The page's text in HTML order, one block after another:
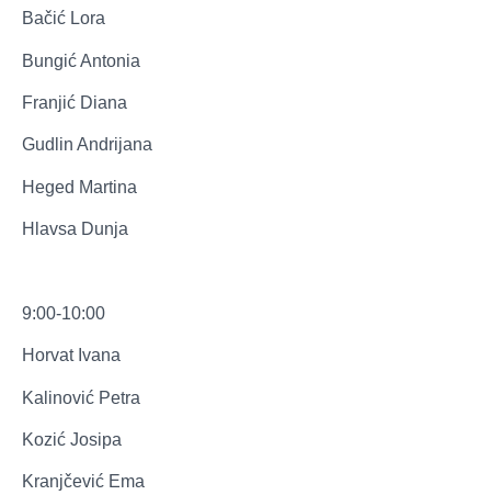
Bačić Lora
Bungić Antonia
Franjić Diana
Gudlin Andrijana
Heged Martina
Hlavsa Dunja
9:00-10:00
Horvat Ivana
Kalinović Petra
Kozić Josipa
Kranjčević Ema